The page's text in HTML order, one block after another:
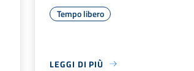
Tempo libero
LEGGI DI PIÙ